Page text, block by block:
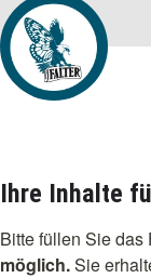
Ihre Inhalte
Bitte füllen Sie
möglich. Sie